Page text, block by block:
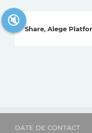
Share, Alege
DATE DE CONTACT
🔇